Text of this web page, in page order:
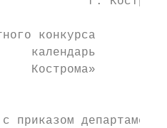
конкурса
календарь
Кострома»
приказом